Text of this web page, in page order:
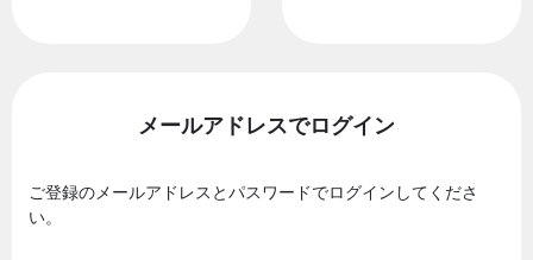
メールアドレスでログイン
ご登録のメールアドレスとパスワードでログインしてくださ
い。